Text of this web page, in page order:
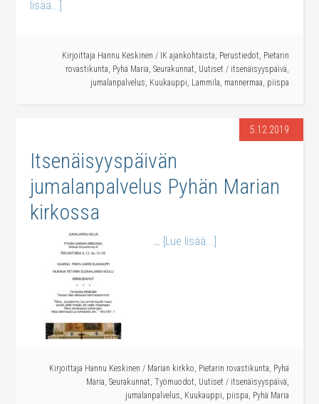
lisää...]
Kirjoittaja Hannu Keskinen / IK ajankohtaista, Perustiedot, Pietarin
rovastikunta, Pyhä Maria, Seurakunnat, Uutiset / itsenäisyyspäivä,
jumalanpalvelus, Kuukauppi, Lammila, mannermaa, piispa
5.12.2019
Itsenäisyyspäivän
jumalanpalvelus Pyhän Marian
kirkossa
… [Lue lisää...]
Kirjoittaja Hannu Keskinen / Marian kirkko, Pietarin rovastikunta, Pyhä
Maria, Seurakunnat, Työmuodot, Uutiset / itsenäisyyspäivä,
jumalanpalvelus, Kuukauppi, piispa, Pyhä Maria